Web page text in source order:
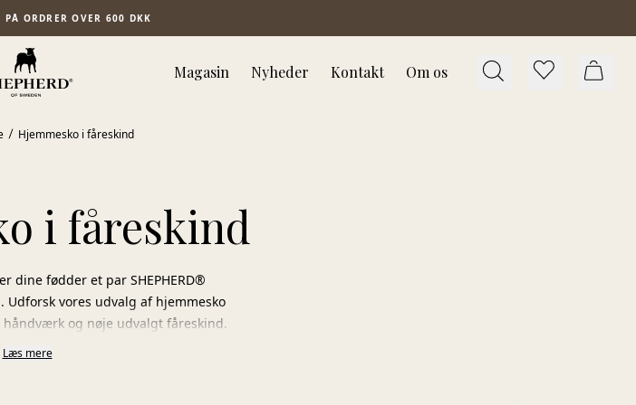
PÅ ORDRER OVER 600 DKK
Magasin Nyheder Kontakt Om os
Hjemmesko i fåreskind
i fåreskind
dine fødder et par SHEPHERD®
vores udvalg af hjemmesko
og nøje udvalgt fåreskind.
praktiske slip-ins og elegante
Læs mere